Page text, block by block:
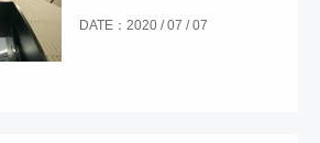
DATE：2020 / 07 / 07